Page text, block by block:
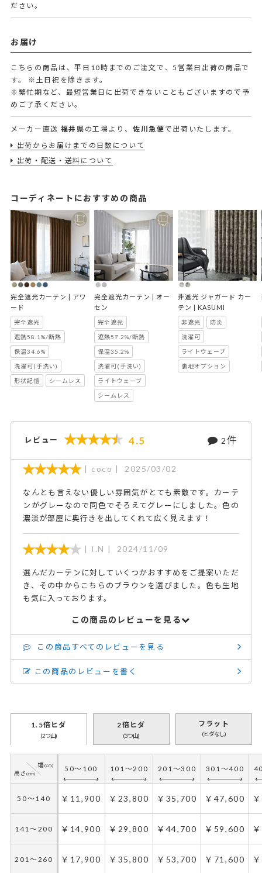
ださい。
お届け
こちらの商品は、平日10時までのご注文で、5営業日出荷の商品で
す。
※土日祝を除きます。
※繁忙期など、最短営業日に出荷できないこともございますので予
めご了承ください。
メーカー直送 福井県 の工場より、 佐川急便で出荷いたします。
出荷からお届けまでの日数について
出荷・配送・送料について
コーディネートにおすすめの商品
完全遮光カーテン | アワ
ード
完全遮光
遮熱58.1%/断熱
保温34.6%
洗濯可(手洗い)
形状記憶 シームレス
完全遮光カーテン | オー
セン
完全遮光
遮熱57.2%/断熱
保温35.2%
洗濯可(手洗い)
ライトウェーブ
シームレス
非遮光 ジャガード カー
テン | KASUMI
非遮光 防炎
洗濯可
ライトウェーブ
裏地オプション
レビュー 4.5 2件
coco 2025/03/02
なんとも言えない優しい雰囲気がとても素敵です。カーテ
ンがグレーなので同色でそろえてグレーにしました。色の
濃淡が部屋に奥行きを出してくれて広く見えます！
I.N 2024/11/09
選んだカーテンに対していくつかおすすめをご提案いただ
き、その中からこちらのブラウンを選びました。色も生地
も気に入っております。
この商品のレビューを見る
この商品すべてのレビューを見る
この商品のレビューを書く
1.5倍ヒダ
(2つ山)
50～100 101～200 201～300 301～400
50～140 ￥11,900 ￥23,800 ￥35,700 ￥47,600
141～200 ￥14,900 ￥29,800 ￥44,700 ￥59,600
201～260 ￥17,900 ￥35,800 ￥53,700 ￥71,600
2倍ヒダ
(3つ山)
フラット
(ヒダなし)